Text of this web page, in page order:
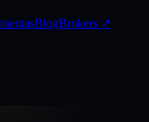
BlogBrokers ↗